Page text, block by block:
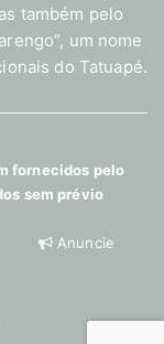
também pelo
um nome
do Tatuapé.
fornecidos pelo
sem prévio
Anuncie